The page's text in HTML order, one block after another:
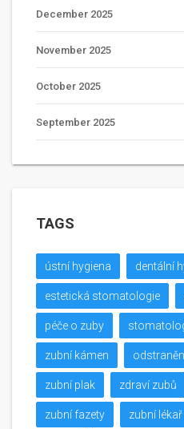
December 2025
November 2025
October 2025
September 2025
TAGS
ústní hygiena dentální
estetická stomatologie
péče o zuby
zubní kámen
zubní plak zdraví zubů
zubní fazety zubní lékař